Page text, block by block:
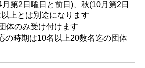
第2日曜日と前日)、秋(10月第2日
上とは別途になります
体のみ受け付けます
の時期は10名以上20数名迄の団体